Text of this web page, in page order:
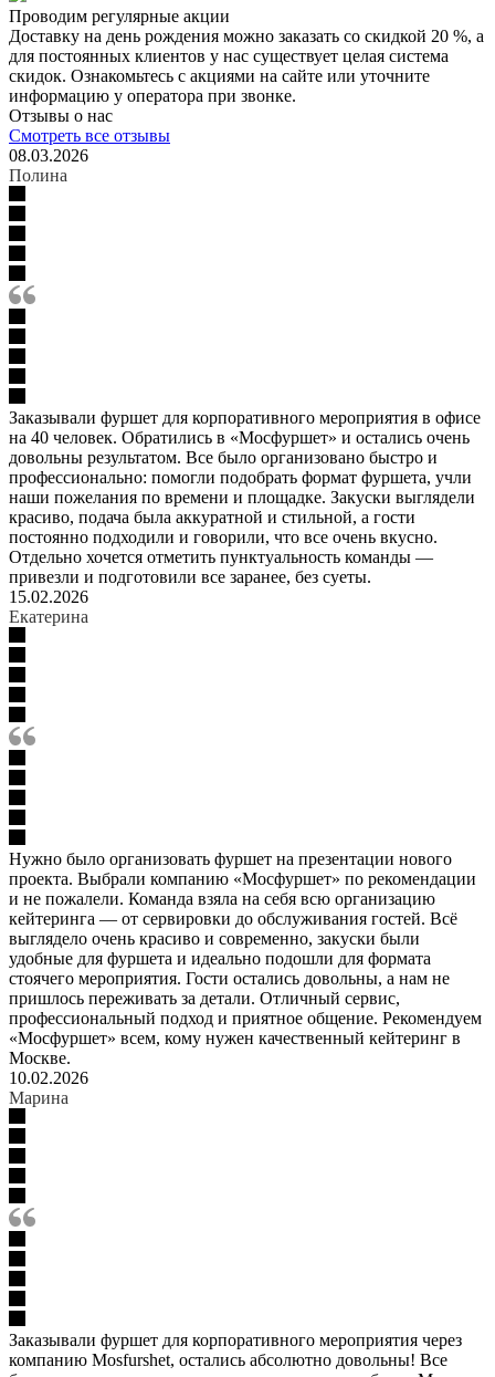
Проводим регулярные акции
Доставку на день рождения можно заказать со скидкой 20 %, а
для постоянных клиентов у нас существует целая система
скидок. Ознакомьтесь с акциями на сайте или уточните
информацию у оператора при звонке.
Отзывы о нас
Смотреть все отзывы
08.03.2026
Полина
Заказывали фуршет для корпоративного мероприятия в офисе
на 40 человек. Обратились в «Мосфуршет» и остались очень
довольны результатом. Все было организовано быстро и
профессионально: помогли подобрать формат фуршета, учли
наши пожелания по времени и площадке. Закуски выглядели
красиво, подача была аккуратной и стильной, а гости
постоянно подходили и говорили, что все очень вкусно.
Отдельно хочется отметить пунктуальность команды —
привезли и подготовили все заранее, без суеты.
15.02.2026
Екатерина
Нужно было организовать фуршет на презентации нового
проекта. Выбрали компанию «Мосфуршет» по рекомендации
и не пожалели. Команда взяла на себя всю организацию
кейтеринга — от сервировки до обслуживания гостей. Всё
выглядело очень красиво и современно, закуски были
удобные для фуршета и идеально подошли для формата
стоячего мероприятия. Гости остались довольны, а нам не
пришлось переживать за детали. Отличный сервис,
профессиональный подход и приятное общение. Рекомендуем
«Мосфуршет» всем, кому нужен качественный кейтеринг в
Москве.
10.02.2026
Марина
Заказывали фуршет для корпоративного мероприятия через
компанию Mosfurshet, остались абсолютно довольны! Все